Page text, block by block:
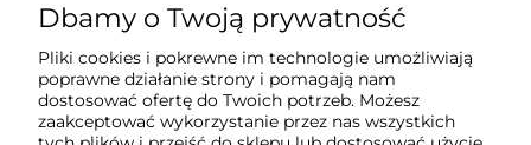
Informacje
O nas
Dbamy o Twoją prywatność
Pliki cookies i pokrewne im technologie umożliwiają
poprawne działanie strony i pomagają nam
dostosować ofertę do Twoich potrzeb. Możesz
zaakceptować wykorzystanie przez nas wszystkich